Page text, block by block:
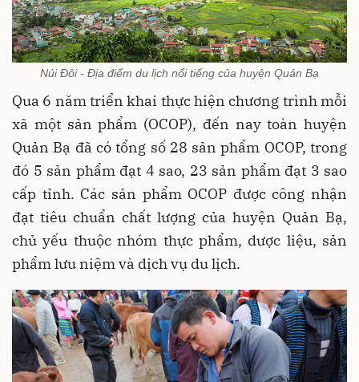
Núi Đôi - Địa điểm du lịch nổi tiếng của huyện Quản Bạ
Qua 6 năm triển khai thực hiện chương trình mỗi
xã một sản phẩm (OCOP), đến nay toàn huyện
Quản Bạ đã có tổng số 28 sản phẩm OCOP, trong
đó 5 sản phẩm đạt 4 sao, 23 sản phẩm đạt 3 sao
cấp tỉnh. Các sản phẩm OCOP được công nhận
đạt tiêu chuẩn chất lượng của huyện Quản Bạ,
chủ yếu thuộc nhóm thực phẩm, dược liệu, sản
phẩm lưu niệm và dịch vụ du lịch.